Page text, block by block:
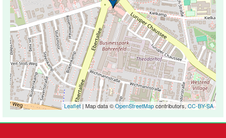
Leaflet | Map data ©OpenStreetMapcontributors, CC-BY-SA